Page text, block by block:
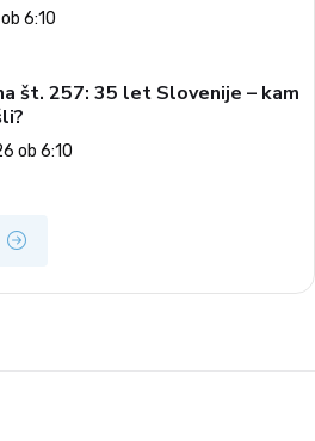
6:10
št. 257: 35 let Slovenije – kam
ob 6:10